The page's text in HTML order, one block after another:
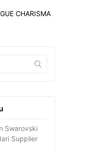
CHARISMA
Swarovski
Supplier